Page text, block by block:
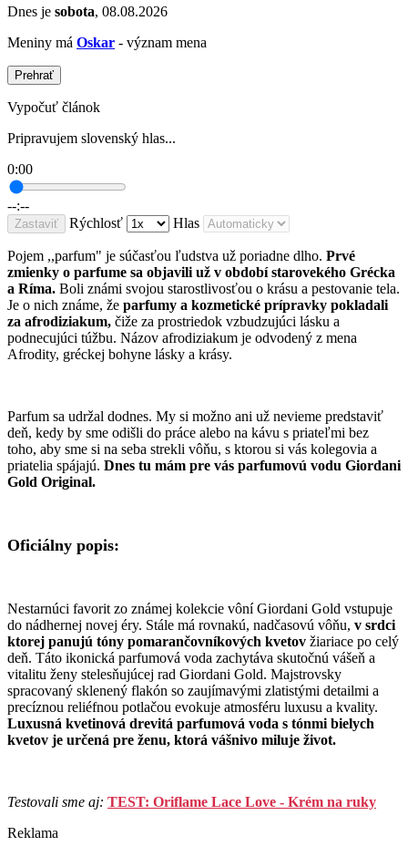
Dnes je sobota, 08.08.2026
Meniny má Oskar - význam mena
Prehrať
Vypočuť článok
Pripravujem slovenský hlas...
0:00
--:--
Zastaviť Rýchlosť Hlas
Pojem ,,parfum" je súčasťou ľudstva už poriadne dlho. Prvé
zmienky o parfume sa objavili už v období starovekého Grécka
a Ríma. Boli známi svojou starostlivosťou o krásu a pestovanie tela.
Je o nich známe, že parfumy a kozmetické prípravky pokladali
za afrodiziakum, čiže za prostriedok vzbudzujúci lásku a
podnecujúci túžbu. Názov afrodiziakum je odvodený z mena
Afrodity, gréckej bohyne lásky a krásy.
Parfum sa udržal dodnes. My si možno ani už nevieme predstaviť
deň, kedy by sme odišli do práce alebo na kávu s priateľmi bez
toho, aby sme si na seba strekli vôňu, s ktorou si vás kolegovia a
priatelia spájajú. Dnes tu mám pre vás parfumovú vodu Giordani
Gold Original.
Oficiálny popis:
Nestarnúci favorit zo známej kolekcie vôní Giordani Gold vstupuje
do nádhernej novej éry. Stále má rovnakú, nadčasovú vôňu, v srdci
ktorej panujú tóny pomarančovníkových kvetov žiariace po celý
deň. Táto ikonická parfumová voda zachytáva skutočnú vášeň a
vitalitu ženy stelesňujúcej rad Giordani Gold. Majstrovsky
spracovaný sklenený flakón so zaujímavými zlatistými detailmi a
precíznou reliéfnou potlačou evokuje atmosféru luxusu a kvality.
Luxusná kvetinová drevitá parfumová voda s tónmi bielych
kvetov je určená pre ženu, ktorá vášnivo miluje život.
Testovali sme aj: TEST: Oriflame Lace Love - Krém na ruky
Reklama